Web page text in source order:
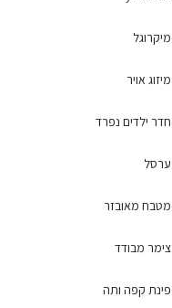
מיקרוגל
מיזוג אויר
חדר ילדים נפרד
ערסל
מטבח מאובזר
צימר מבודד
פינת קפה ותה